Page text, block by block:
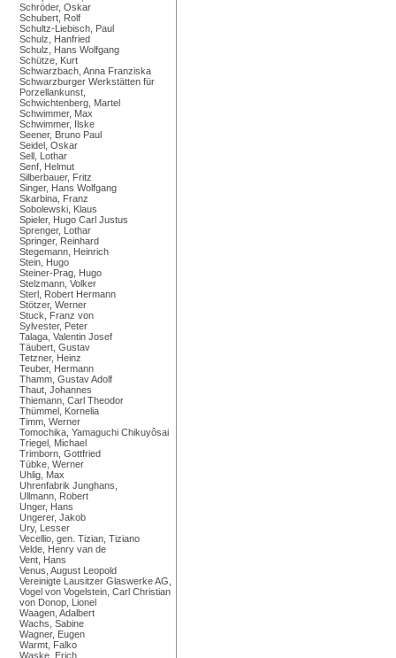
Schröder, Oskar
Schubert, Rolf
Schultz-Liebisch, Paul
Schulz, Hanfried
Schulz, Hans Wolfgang
Schütze, Kurt
Schwarzbach, Anna Franziska
Schwarzburger Werkstätten für
Porzellankunst,
Schwichtenberg, Martel
Schwimmer, Max
Schwimmer, Ilske
Seener, Bruno Paul
Seidel, Oskar
Sell, Lothar
Senf, Helmut
Silberbauer, Fritz
Singer, Hans Wolfgang
Skarbina, Franz
Sobolewski, Klaus
Spieler, Hugo Carl Justus
Sprenger, Lothar
Springer, Reinhard
Stegemann, Heinrich
Stein, Hugo
Steiner-Prag, Hugo
Stelzmann, Volker
Sterl, Robert Hermann
Stötzer, Werner
Stuck, Franz von
Sylvester, Peter
Talaga, Valentin Josef
Täubert, Gustav
Tetzner, Heinz
Teuber, Hermann
Thamm, Gustav Adolf
Thaut, Johannes
Thiemann, Carl Theodor
Thümmel, Kornelia
Timm, Werner
Tomochika, Yamaguchi Chikuyôsai
Triegel, Michael
Trimborn, Gottfried
Tübke, Werner
Uhlig, Max
Uhrenfabrik Junghans,
Ullmann, Robert
Unger, Hans
Ungerer, Jakob
Ury, Lesser
Vecellio, gen. Tizian, Tiziano
Velde, Henry van de
Vent, Hans
Venus, August Leopold
Vereinigte Lausitzer Glaswerke AG,
Vogel von Vogelstein, Carl Christian
von Donop, Lionel
Waagen, Adalbert
Wachs, Sabine
Wagner, Eugen
Warmt, Falko
Waske, Erich